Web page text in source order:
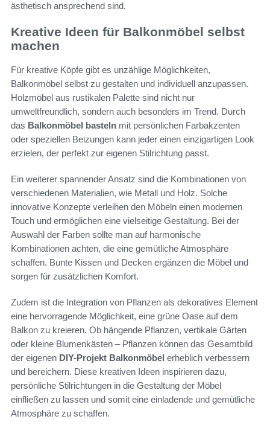
ästhetisch ansprechend sind.
Kreative Ideen für Balkonmöbel selbst
machen
Für kreative Köpfe gibt es unzählige Möglichkeiten,
Balkonmöbel selbst zu gestalten und individuell anzupassen.
Holzmöbel aus rustikalen Palette sind nicht nur
umweltfreundlich, sondern auch besonders im Trend. Durch
das Balkonmöbel basteln mit persönlichen Farbakzenten
oder speziellen Beizungen kann jeder einen einzigartigen Look
erzielen, der perfekt zur eigenen Stilrichtung passt.
Ein weiterer spannender Ansatz sind die Kombinationen von
verschiedenen Materialien, wie Metall und Holz. Solche
innovative Konzepte verleihen den Möbeln einen modernen
Touch und ermöglichen eine vielseitige Gestaltung. Bei der
Auswahl der Farben sollte man auf harmonische
Kombinationen achten, die eine gemütliche Atmosphäre
schaffen. Bunte Kissen und Decken ergänzen die Möbel und
sorgen für zusätzlichen Komfort.
Zudem ist die Integration von Pflanzen als dekoratives Element
eine hervorragende Möglichkeit, eine grüne Oase auf dem
Balkon zu kreieren. Ob hängende Pflanzen, vertikale Gärten
oder kleine Blumenkästen – Pflanzen können das Gesamtbild
der eigenen DIY-Projekt Balkonmöbel erheblich verbessern
und bereichern. Diese kreativen Ideen inspirieren dazu,
persönliche Stilrichtungen in die Gestaltung der Möbel
einfließen zu lassen und somit eine einladende und gemütliche
Atmosphäre zu schaffen.